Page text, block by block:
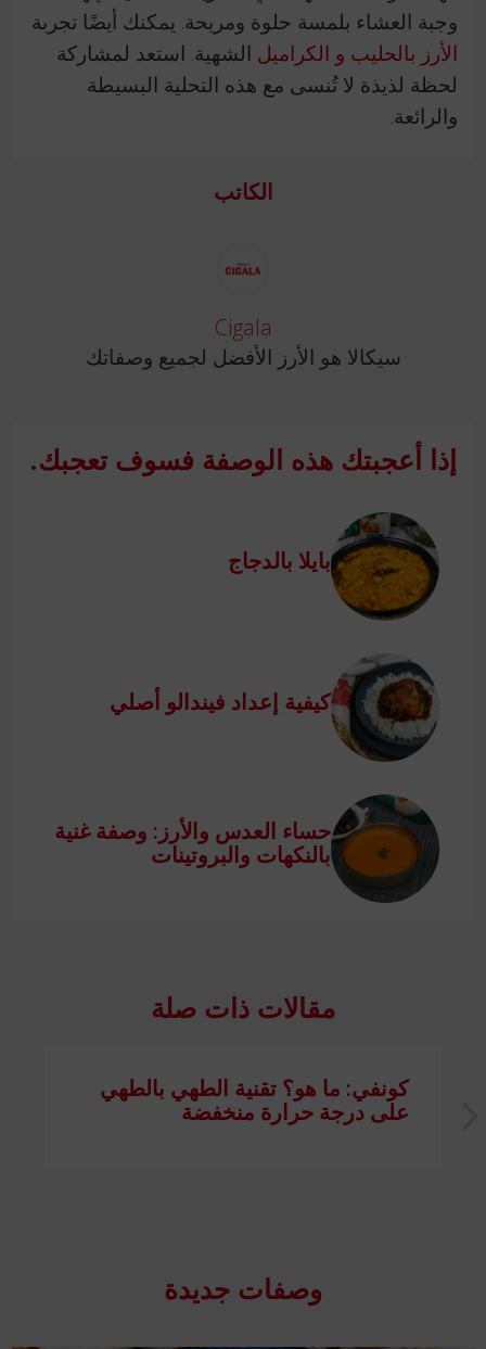
وجبة العشاء بلمسة حلوة ومريحة. يمكنك أيضًا تجربة
الأرز بالحليب و الكراميل الشهية. استعد لمشاركة
لحظة لذيذة لا تُنسى مع هذه التحلية البسيطة
والرائعة.
الكاتب
Cigala
سيكالا هو الأرز الأفضل لجميع وصفاتك
إذا أعجبتك هذه الوصفة فسوف تعجبك.
بايلا بالدجاج
كيفية إعداد فيندالو أصلي
حساء العدس والأرز: وصفة غنية
بالنكهات والبروتينات
مقالات ذات صلة
كونفي: ما هو؟ تقنية الطهي بالطهي
على درجة حرارة منخفضة
وصفات جدیدة